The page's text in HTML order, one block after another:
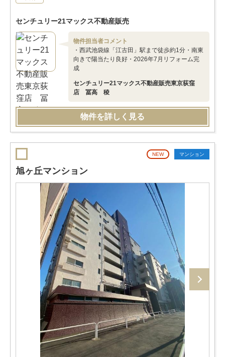
センチュリー21マックス不動産販売
物件担当者コメント
・西武池袋線「江古田」駅まで徒歩約1分・南東
向きで陽当たり良好・2026年7月リフォーム完
成
センチュリー21マックス不動産販売東京荻窪
店 冨高 稜
物件を詳しく見る
NEW マンション
旭ヶ丘マンション